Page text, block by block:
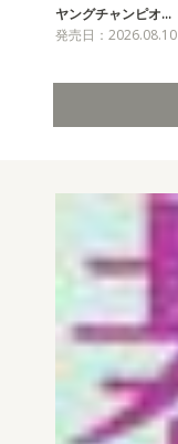
ヤングチャンピオ…
発売日：2026.08.10